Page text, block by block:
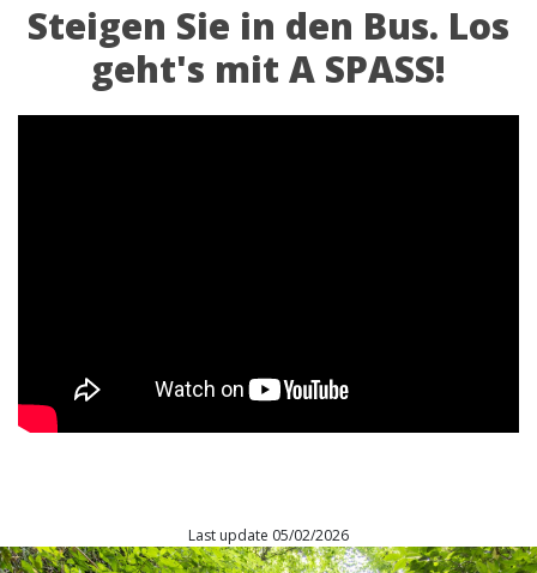
Steigen Sie in den Bus. Los
geht's mit A SPASS!
Last update 05/02/2026